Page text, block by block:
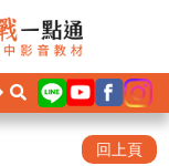
回上頁